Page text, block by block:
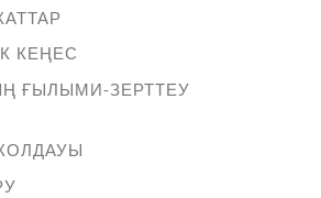
КЕҢЕС
ҒЫЛЫМИ-ЗЕРТТЕУ